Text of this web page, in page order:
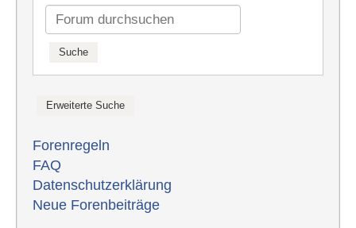
Forenregeln
FAQ
Datenschutzerklärung
Neue Forenbeiträge